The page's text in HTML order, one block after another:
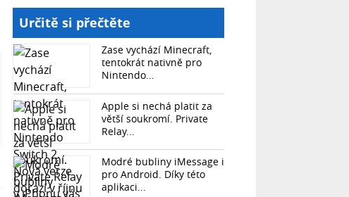
Určitě si přečtěte
Zase vychází Minecraft,
tentokrát nativně pro
Nintendo...
Apple si nechá platit za
větší soukromí. Private
Relay...
Modré bubliny iMessage i
pro Android. Díky této
aplikaci...